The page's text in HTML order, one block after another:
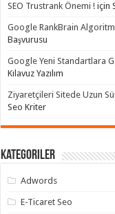
SEO Trustrank Önemi ! için
Google RankBrain
Başvurusu
Google Yeni Standartlara
Kılavuz Yazılım
Ziyaretçileri Sitede Uzun
Seo Kriter
Kategoriler
Adwords
E-Ticaret Seo